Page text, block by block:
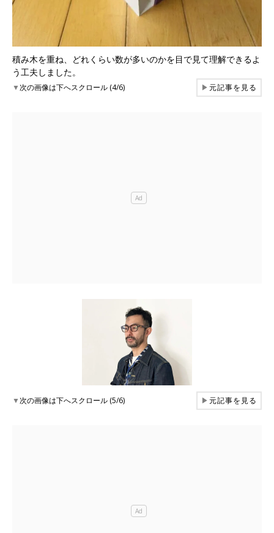
積み木を重ね、どれくらい数が多いのかを目で見て理解できるよ
う工夫しました。
▼次の画像は下へスクロール (4/6) ▶元記事を見る
▼次の画像は下へスクロール (5/6) ▶元記事を見る